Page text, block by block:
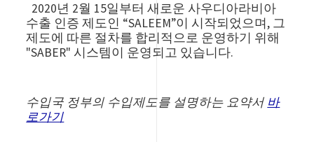
2020년 2월 15일부터 새로운 사우디아라비아
수출 인증 제도인 “SALEEM”이 시작되었으며, 그
제도에 따른 절차를 합리적으로 운영하기 위해
"SABER" 시스템이 운영되고 있습니다.
수입국 정부의 수입제도를 설명하는 요약서 바
로가기